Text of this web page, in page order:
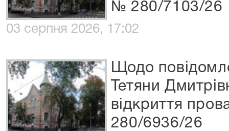
№ 280/7103/26
03 серпня 2026, 17:02
Щодо
Тетяни
відкриття
280/6936/26